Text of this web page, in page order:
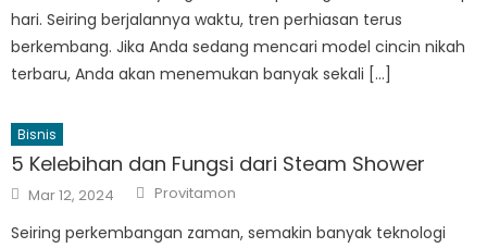
hari. Seiring berjalannya waktu, tren perhiasan terus
berkembang. Jika Anda sedang mencari model cincin nikah
terbaru, Anda akan menemukan banyak sekali […]
Bisnis
5 Kelebihan dan Fungsi dari Steam Shower
Posted
on
Mar 12, 2024 Author
Provitamon
Seiring perkembangan zaman, semakin banyak teknologi